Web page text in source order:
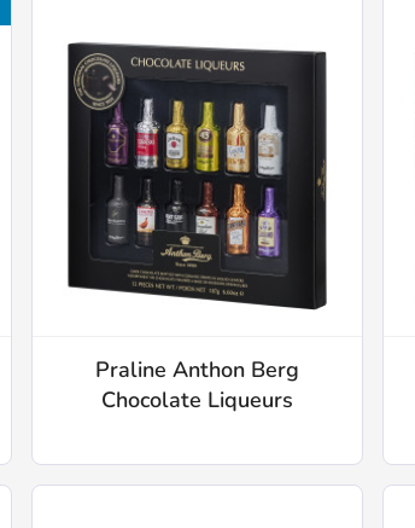
Praline Anthon Berg
Chocolate Liqueurs